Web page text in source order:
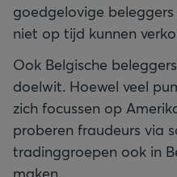
goedgelovige
niet op tijd kunnen
Ook Belgische
doelwit. Hoewel veel
zich focussen op
proberen fraudeurs via
tradinggroepen ook in
maken.